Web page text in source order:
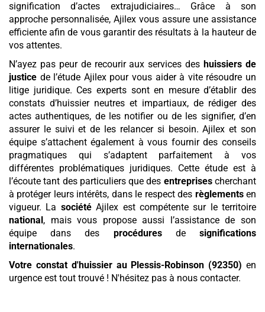
signification d’actes extrajudiciaires… Grâce à son
approche personnalisée, Ajilex vous assure une assistance
efficiente afin de vous garantir des résultats à la hauteur de
vos attentes.
N’ayez pas peur de recourir aux services des huissiers de
justice de l’étude Ajilex pour vous aider à vite résoudre un
litige juridique. Ces experts sont en mesure d’établir des
constats d’huissier neutres et impartiaux, de rédiger des
actes authentiques, de les notifier ou de les signifier, d’en
assurer le suivi et de les relancer si besoin. Ajilex et son
équipe s’attachent également à vous fournir des conseils
pragmatiques qui s’adaptent parfaitement à vos
différentes problématiques juridiques. Cette étude est à
l’écoute tant des particuliers que des entreprisescherchant
à protéger leurs intérêts, dans le respect des règlementsen
vigueur. La sociétéAjilex est compétente sur le territoire
national , mais vous propose aussi l’assistance de son
équipe dans des procéduresdesignifications
internationales.
Votre constat d'huissier au Plessis-Robinson (92350) en
urgence est tout trouvé ! N'hésitez pas à nous contacter.